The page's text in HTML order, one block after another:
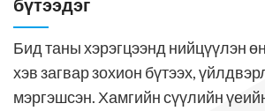
бүтээдэг
Бид таны хэрэгцээнд нийцүүлэн
хэв загвар зохион бүтээх,
мэргэшсэн. Хамгийн сүүлийн